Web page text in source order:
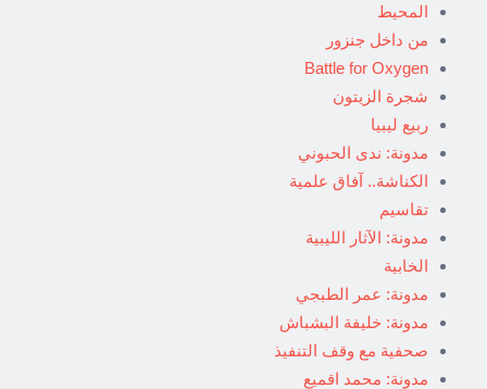
المحيط
من داخل جنزور
Battle for Oxygen
شجرة الزيتون
ربيع ليبيا
مدونة: ندى الحبوني
الكناشة.. آفاق علمية
تقاسيم
مدونة: الآثار الليبية
الخابية
مدونة: عمر الطبجي
مدونة: خليفة البشباش
صحفية مع وقف التنفيذ
مدونة: محمد اقميع